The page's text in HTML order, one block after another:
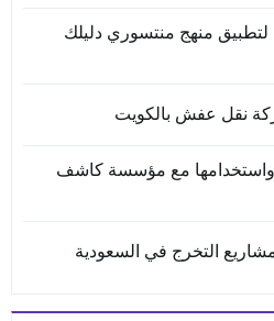
لتطبيق منهج منتسوري دليلك
نقل عفش بالكويت
واستخدامها مع مؤسسة كاشف
التخرج في السعودية